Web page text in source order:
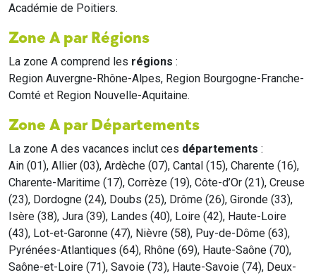
Académie de Poitiers.
Zone A par Régions
La zone A comprend les régions :
Region Auvergne-Rhône-Alpes, Region Bourgogne-Franche-
Comté et Region Nouvelle-Aquitaine.
Zone A par Départements
La zone A des vacances inclut ces départements :
Ain (01), Allier (03), Ardèche (07), Cantal (15), Charente (16),
Charente-Maritime (17), Corrèze (19), Côte-d’Or (21), Creuse
(23), Dordogne (24), Doubs (25), Drôme (26), Gironde (33),
Isère (38), Jura (39), Landes (40), Loire (42), Haute-Loire
(43), Lot-et-Garonne (47), Nièvre (58), Puy-de-Dôme (63),
Pyrénées-Atlantiques (64), Rhône (69), Haute-Saône (70),
Saône-et-Loire (71), Savoie (73), Haute-Savoie (74), Deux-